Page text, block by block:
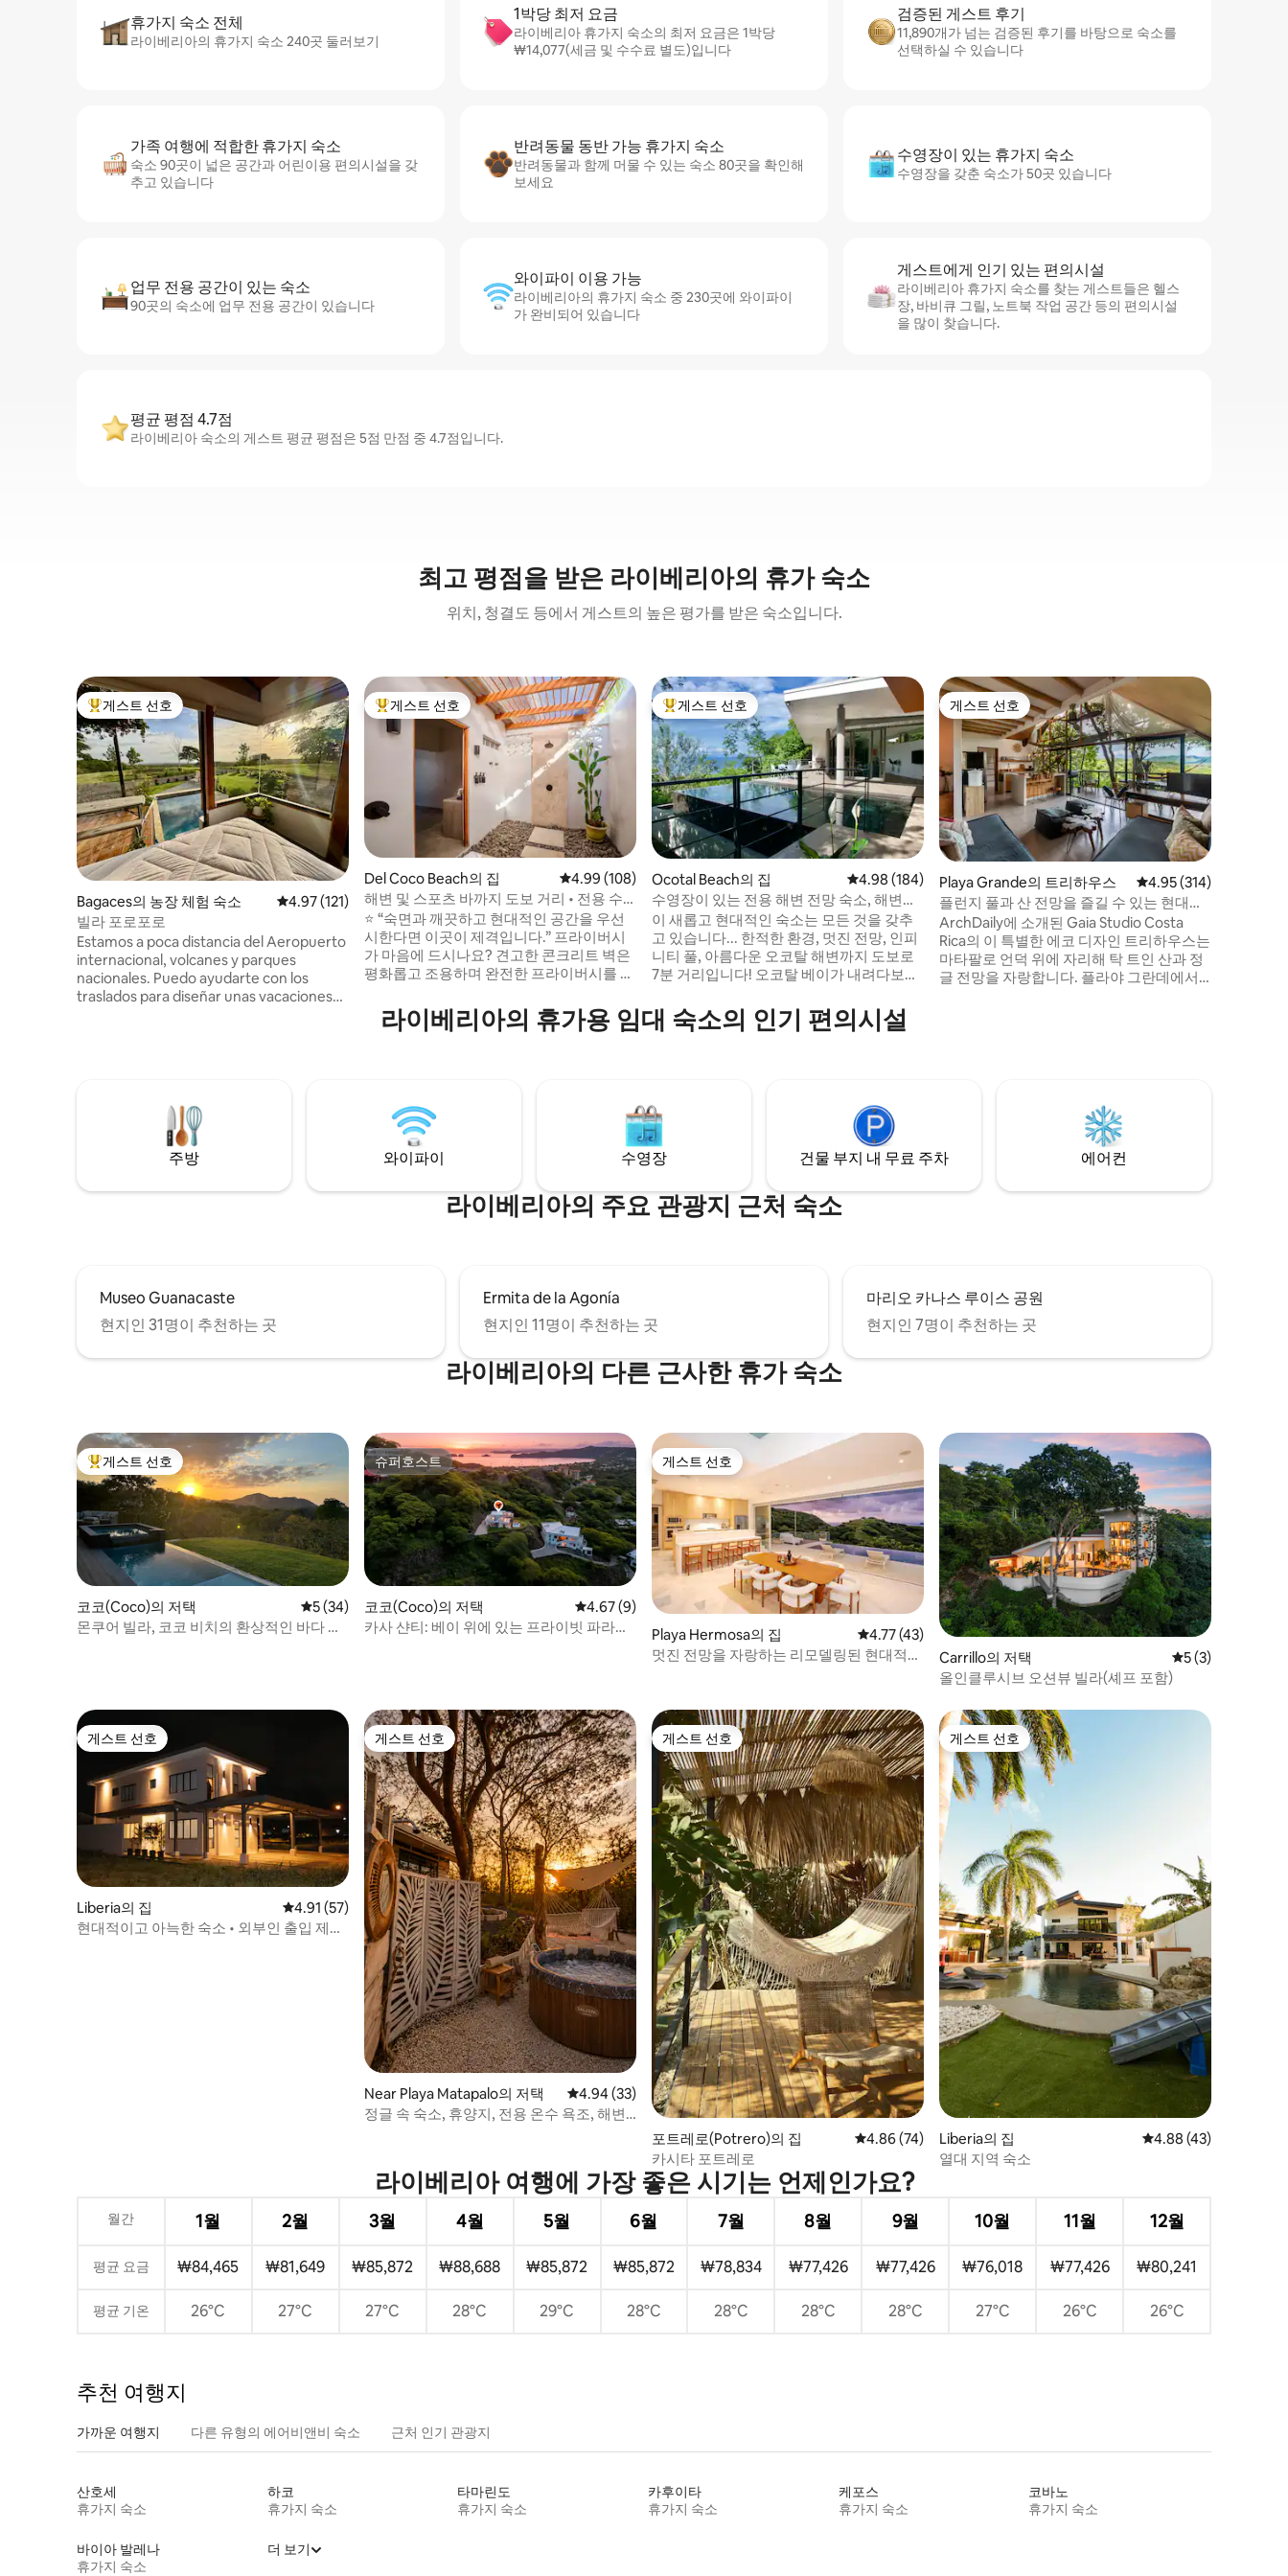
휴가지 숙소 전체
라이베리아의 휴가지 숙소 240곳 둘러보기
1박당 최저 요금
라이베리아 휴가지 숙소의 최저 요금은 1박당
₩14,077(세금 및 수수료 별도)입니다
검증된 게스트 후기
11,890개가 넘는 검증된 후기를 바탕으로 숙소를
선택하실 수 있습니다
가족 여행에 적합한 휴가지 숙소
숙소 90곳이 넓은 공간과 어린이용 편의시설을 갖
추고 있습니다
반려동물 동반 가능 휴가지 숙소
반려동물과 함께 머물 수 있는 숙소 80곳을 확인해
보세요
수영장이 있는 휴가지 숙소
수영장을 갖춘 숙소가 50곳 있습니다
업무 전용 공간이 있는 숙소
90곳의 숙소에 업무 전용 공간이 있습니다
와이파이 이용 가능
라이베리아의 휴가지 숙소 중 230곳에 와이파이
가 완비되어 있습니다
게스트에게 인기 있는 편의시설
라이베리아 휴가지 숙소를 찾는 게스트들은 헬스
장, 바비큐 그릴, 노트북 작업 공간 등의 편의시설
을 많이 찾습니다.
평균 평점 4.7점
라이베리아 숙소의 게스트 평균 평점은 5점 만점 중 4.7점입니다.
최고 평점을 받은 라이베리아의 휴가 숙소
위치, 청결도 등에서 게스트의 높은 평가를 받은 숙소입니다.
상위 게스트 선호
게스트 선호
Bagaces의 농장 체험 숙소 평점 4.97점(5점 만점), 후기 121개
4.97 (121)
빌라 포로포로
Estamos a poca distancia del Aeropuerto
internacional, volcanes y parques
nacionales. Puedo ayudarte con los
traslados para diseñar unas vacaciones
caballo y muchos beneficios más. Ven y
disfruta de Villa poroporo! Las reseñas lo
상위 게스트 선호
게스트 선호
Del Coco Beach의 집 평점 4.99점(5점 만점), 후기 108개
4.99 (108)
해변 및 스포츠 바까지 도보 거리 • 전용 수
영장 • 에어컨
⭐ “숙면과 깨끗하고 현대적인 공간을 우선
시한다면 이곳이 제격입니다.” 프라이버시
가 마음에 드시나요? 견고한 콘크리트 벽은
평화롭고 조용하며 완전한 프라이버시를 의
간과 편의시설까지 도보로 이동할 수 있습
니다. 페닉스이스트 ☞ 모든 객실에 에어컨
아 공항(LIR)에서 차로 40분
상위 게스트 선호
게스트 선호
Ocotal Beach의 집 평점 4.98점(5점 만점), 후기 184개
4.98 (184)
수영장이 있는 전용 해변 전망 숙소, 해변까
지 도보로 가까운 거리!
이 새롭고 현대적인 숙소는 모든 것을 갖추
고 있습니다... 한적한 환경, 멋진 전망, 인피
니티 풀, 아름다운 오코탈 해변까지 도보로
7분 거리입니다! 오코탈 베이가 내려다보이
리아 공항에서 차로 40분 거리에 있으며, 인
근 코코의 모든 편의시설과 엔터테인먼트
황금 해안, 이곳 빌라 라 파시피카에서 '푸라
비다'를 만끽하러 오세요!
게스트 선호
게스트 선호
Playa Grande의 트리하우스 평점 4.95점(5점 만점),
4.95 (314)
플런지 풀과 산 전망을 즐길 수 있는 현대적
인 트리하우스
ArchDaily에 소개된 Gaia Studio Costa
Rica의 이 특별한 에코 디자인 트리하우스는
마타팔로 언덕 위에 자리해 탁 트인 산과 정
글 전망을 자랑합니다. 플라야 그란데에서
치를 감상할 수 있는 아름다운 공간을 제공
라이베리아의 휴가용 임대 숙소의 인기 편의시설
주방 와이파이 수영장 건물 부지 내 무료 주차 에어컨
라이베리아의 주요 관광지 근처 숙소
Museo Guanacaste
현지인 31명이 추천하는 곳
Ermita de la Agonía
현지인 11명이 추천하는 곳
마리오 카나스 루이스 공원
현지인 7명이 추천하는 곳
라이베리아의 다른 근사한 휴가 숙소
상위 게스트 선호
게스트 선호
코코(Coco)의 저택 평점 5점(5점 만점), 후기 34개
5 (34)
몬쿠어 빌라, 코코 비치의 환상적인 바다 전
슈퍼호스트
슈퍼호스트
코코(Coco)의 저택 평점 4.67점(5점 만점), 후기 9개
4.67 (9)
카사 샨티: 베이 위에 있는 프라이빗 파라다
게스트 선호
게스트 선호
Playa Hermosa의 집 평점 4.77점(5점 만점), 후기 43개
4.77 (43)
멋진 전망을 자랑하는 리모델링된 현대적인
Carrillo의 저택 평점 5점(5점 만점
5 (3)
올인클루시브 오션뷰 빌라(셰프 포함)
게스트 선호
게스트 선호
Liberia의 집 평점 4.91점(5점 만점), 후기 57개
4.91 (57)
현대적이고 아늑한 숙소 • 외부인 출입 제한
게스트 선호
게스트 선호
Near Playa Matapalo의 저택 평점 4.94점(5점 만점), 후기 33개
4.94 (33)
정글 속 숙소, 휴양지, 전용 온수 욕조, 해변
게스트 선호
게스트 선호
포트레로(Potrero)의 집 평점 4.86점(5점 만점), 후기 74개
4.86 (74)
카시타 포트레로
게스트 선호
게스트 선호
Liberia의 집 평점 4.88점(5점 만점
4.88 (43)
열대 지역 숙소
라이베리아 여행에 가장 좋은 시기는 언제인가요?
월간 1월 2월 3월 4월 5월 6월 7월 8월 9월 10월 11월 12월
평균 요금 ₩84,465 ₩81,649 ₩85,872 ₩88,688 ₩85,872 ₩85,872 ₩78,834 ₩77,426 ₩77,426 ₩76,018 ₩77,426 ₩80,241
평균 기온 26°C 27°C 27°C 28°C 29°C 28°C 28°C 28°C 28°C 27°C 26°C 26°C
추천 여행지
가까운 여행지 다른 유형의 에어비앤비 숙소 근처 인기 관광지
산호세
휴가지 숙소
하코
휴가지 숙소
타마린도
휴가지 숙소
카후이타
휴가지 숙소
케포스
휴가지 숙소
코바노
휴가지 숙소
바이아 발레나
휴가지 숙소
더 보기